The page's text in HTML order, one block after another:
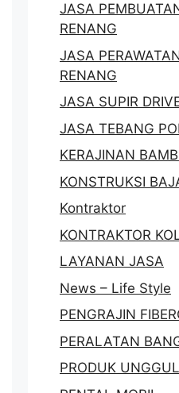
JASA
RENANG
JASA
RENANG
JASA SUPIR
JASA TEBANG
KERAJINAN
KONSTRUKSI
Kontraktor
KONTRAKTOR
LAYANAN JASA
News – Life Style
PENGRAJIN
PERALATAN
PRODUK